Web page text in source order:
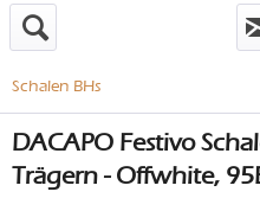
Schalen BHs
DACAPO Festivo
Trägern - Offwhite,